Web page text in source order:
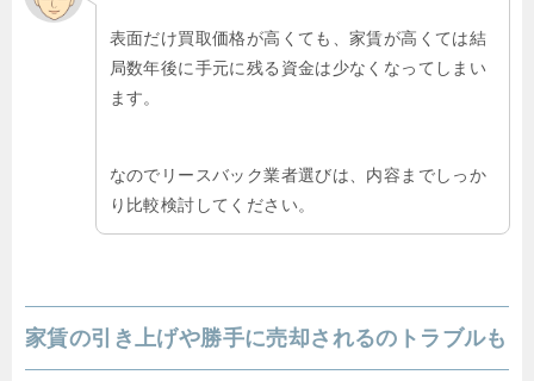
表面だけ買取価格が高くても、家賃が高くては結
局数年後に手元に残る資金は少なくなってしまい
ます。
なのでリースバック業者選びは、内容までしっか
り比較検討してください。
家賃の引き上げや勝手に売却されるのトラブルも